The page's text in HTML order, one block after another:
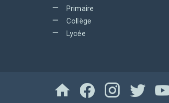
Primaire
Collège
Lycée